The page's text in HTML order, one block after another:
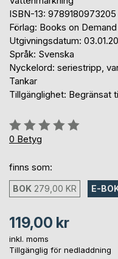
ISBN-13: 9789180973205
Förlag: Books on Demand
Utgivningsdatum:
Språk: Svenska
Nyckelord: seriestripp,
Tankar
Tillgänglighet: Begränsat
Betyg::
0%
0 Betyg
finns som:
BOK 279,00 KR E-
119,00 kr
inkl. moms
Tillgänglig för nedladdning